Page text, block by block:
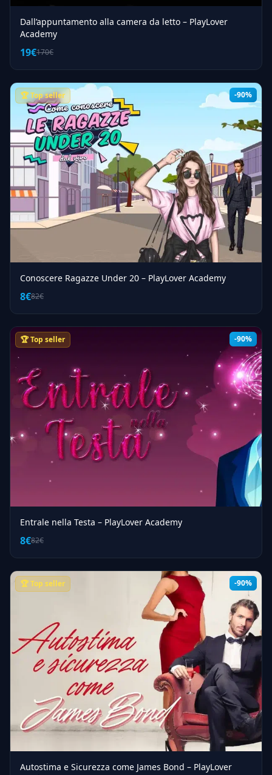
Dall’appuntamento alla camera da letto – PlayLover
Academy
19€170€
-90%
🏆 Top seller
Conoscere Ragazze Under 20 – PlayLover Academy
8€82€
-90%
🏆 Top seller
Entrale nella Testa – PlayLover Academy
8€82€
-90%
🏆 Top seller
Autostima e Sicurezza come James Bond – PlayLover